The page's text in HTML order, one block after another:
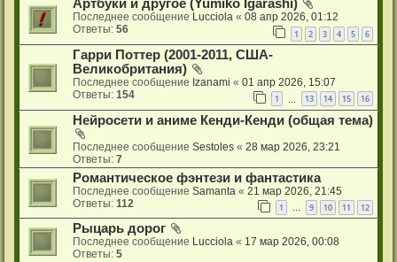
Артбуки и другое (Yumiko Igarashi)
Последнее сообщение Lucciola « 08 апр 2026, 01:12
Ответы: 56 1 2 3 4 5 6
Гарри Поттер (2001-2011, США-
Великобритания)
Последнее сообщение Izanami « 01 апр 2026, 15:07
Ответы: 154 1 13 14 15 16
Нейросети и аниме Кенди-Кенди (общая тема)
Последнее сообщение Sestoles « 28 мар 2026, 23:21
Ответы: 7
Романтическое фэнтези и фантастика
Последнее сообщение Samanta « 21 мар 2026, 21:45
Ответы: 112 1 … 9 10 11 12
Рыцарь дорог
Последнее сообщение Lucciola « 17 мар 2026, 00:08
Ответы: 5